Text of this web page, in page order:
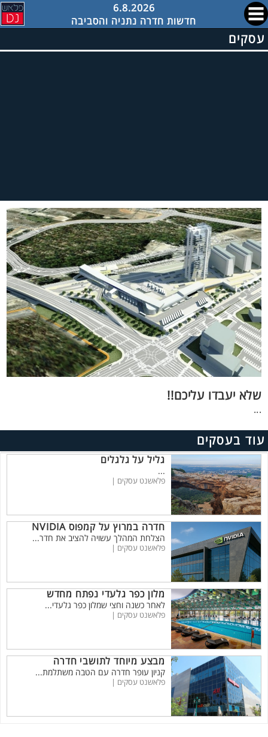
6.8.2026
חדשות חדרה נתניה והסביבה
עסקים
שלא יעבדו עליכם!!
...
עוד בעסקים
גליל על גלגלים
...
פלאשנט עסקים |
חדרה במרוץ על קמפוס NVIDIA
הצלחת המהלך עשויה להציב את חדר...
פלאשנט עסקים |
מלון כפר גלעדי נפתח מחדש
לאחר כשנה וחצי שמלון כפר גלעדי...
פלאשנט עסקים |
מבצע מיוחד לתושבי חדרה
קניון עופר חדרה עם הטבה משתלמת...
פלאשנט עסקים |